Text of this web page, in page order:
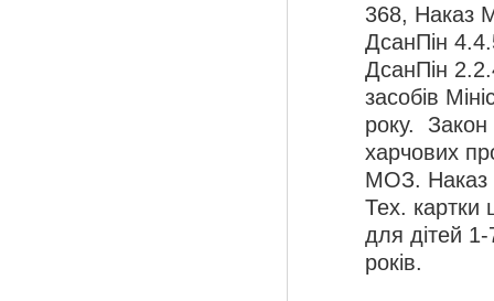
368,
ДсанПін
ДсанПін
засобів
року. Закон
харчових
МОЗ. Наказ
Тех. картки
для дітей
років.